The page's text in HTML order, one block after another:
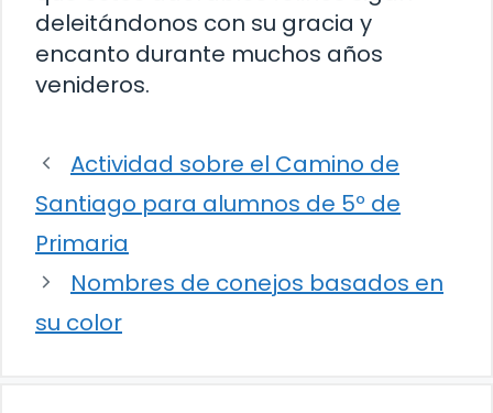
deleitándonos con su gracia y
encanto durante muchos años
venideros.
Actividad sobre el Camino de
Santiago para alumnos de 5º de
Primaria
Nombres de conejos basados en
su color